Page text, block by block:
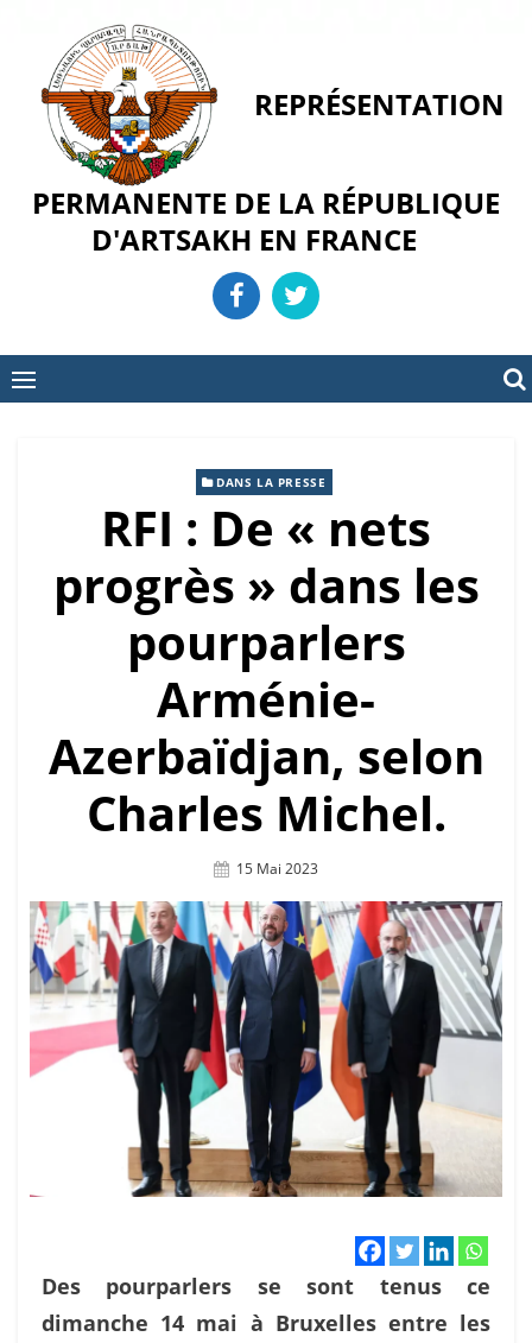
content
REPRÉSENTATION
PERMANENTE DE LA RÉPUBLIQUE
D'ARTSAKH EN FRANCE
DANS LA PRESSE
RFI : De « nets
progrès » dans les
pourparlers
Arménie-
Azerbaïdjan, selon
Charles Michel.
Posted
15 Mai 2023
Des pourparlers se sont tenus ce
dimanche 14 mai à Bruxelles entre les